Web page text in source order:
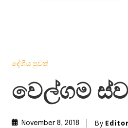
දේශීය පුවත්
වෙල්ගම
November 8, 2018 By